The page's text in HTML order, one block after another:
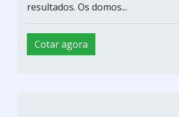
resultados. Os domos...
Cotar agora